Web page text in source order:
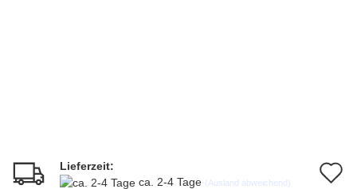
Lieferzeit:
ca. 2-4 Tage (Ausland abweichend)